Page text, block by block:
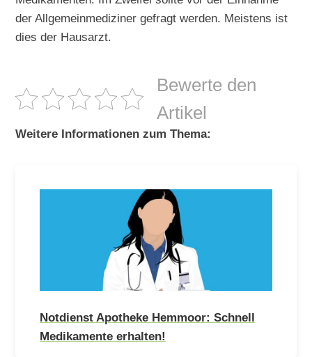
der Allgemeinmediziner gefragt werden. Meistens ist
dies der Hausarzt.
Bewerte den
Artikel
Weitere Informationen zum Thema:
Notdienst Apotheke Hemmoor: Schnell
Medikamente erhalten!